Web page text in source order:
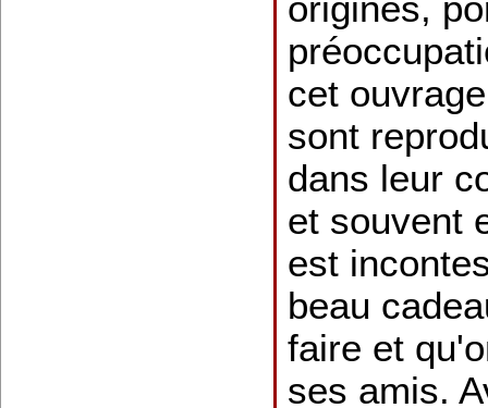
cet
sont
dans leur
et souvent
est
beau
faire et
ses amis.